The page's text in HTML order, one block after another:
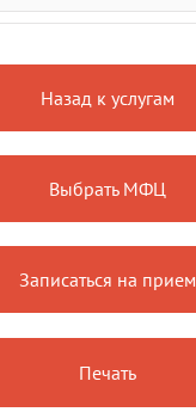
Назад к услугам
Выбрать МФЦ
Записаться на прием
Печать